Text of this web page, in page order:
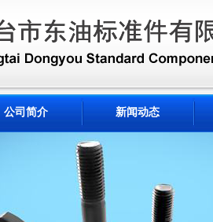
公司简介 新闻动态